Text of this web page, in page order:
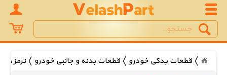
قطعات یدکی خودرو قطعات بدنه و جانبی خودرو ترمز
Search
جستجو